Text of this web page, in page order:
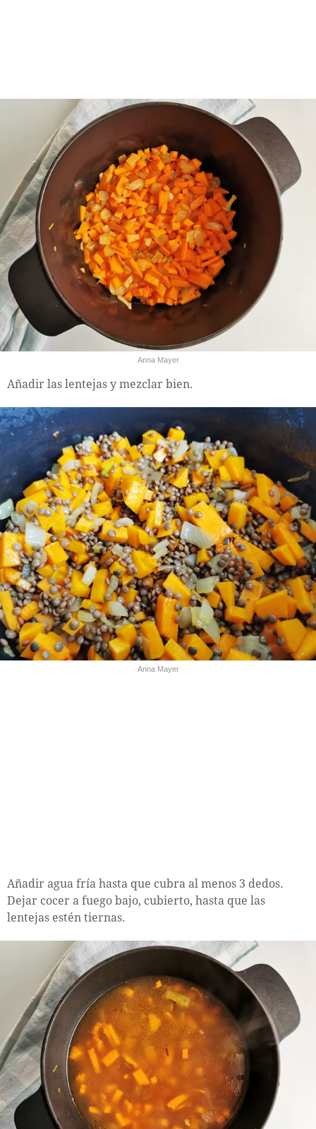
Anna Mayer
Añadir las lentejas y mezclar bien.
Anna Mayer
Añadir agua fría hasta que cubra al menos 3 dedos.
Dejar cocer a fuego bajo, cubierto, hasta que las
lentejas estén tiernas.